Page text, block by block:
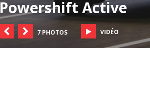
Powershift Active
7 PHOTOS VIDÉO